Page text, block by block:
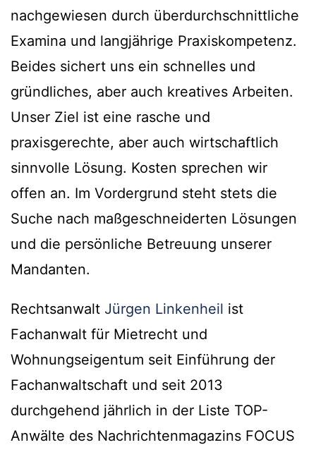
nachgewiesen durch überdurchschnittliche
Examina und langjährige Praxiskompetenz.
Beides sichert uns ein schnelles und
gründliches, aber auch kreatives Arbeiten.
Unser Ziel ist eine rasche und
praxisgerechte, aber auch wirtschaftlich
sinnvolle Lösung. Kosten sprechen wir
offen an. Im Vordergrund steht stets die
Suche nach maßgeschneiderten Lösungen
und die persönliche Betreuung unserer
Mandanten.
Rechtsanwalt Jürgen Linkenheil ist
Fachanwalt für Mietrecht und
Wohnungseigentum seit Einführung der
Fachanwaltschaft und seit 2013
durchgehend jährlich in der Liste TOP-
Anwälte des Nachrichtenmagazins FOCUS